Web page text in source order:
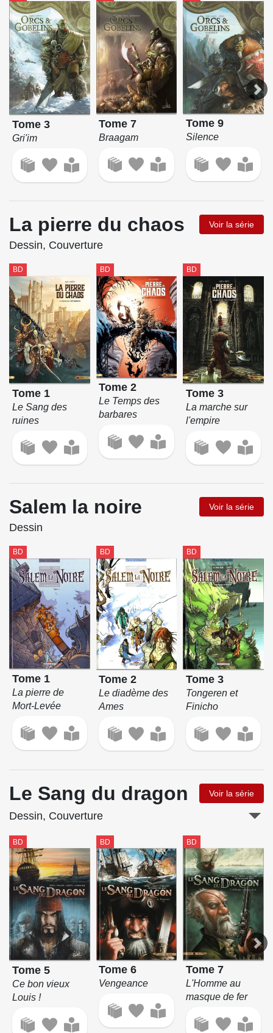
Tome 3
Gri'im
Tome 7
Braagam
Tome 9
Silence
La pierre du chaos Voir la série
Dessin, Couverture
BD
Tome 1
Le Sang des
ruines
BD
Tome 2
Le Temps des
barbares
BD
Tome 3
La marche sur
l'empire
Salem la noire Voir la série
Dessin
BD
Tome 1
La pierre de
Mort-Levée
BD
Tome 2
Le diadème des
Ames
BD
Tome 3
Tongeren et
Finicho
Le Sang du dragon Voir la série
Dessin, Couverture
BD
Tome 5
Ce bon vieux
Louis !
BD
Tome 6
Vengeance
BD
Tome 7
L'Homme au
masque de fer